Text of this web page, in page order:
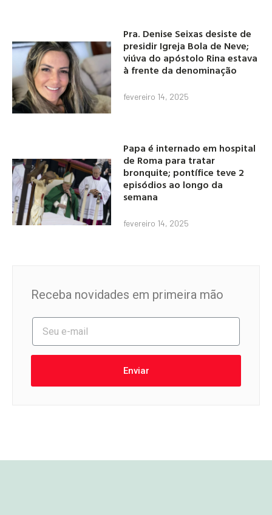
Pra. Denise Seixas desiste de
presidir Igreja Bola de Neve;
viúva do apóstolo Rina estava
à frente da denominação
fevereiro 14, 2025
Papa é internado em hospital
de Roma para tratar
bronquite; pontífice teve 2
episódios ao longo da
semana
fevereiro 14, 2025
Receba novidades em primeira mão
Enviar